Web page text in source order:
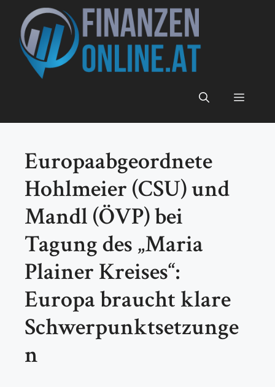
Inhalt
springen
Menü
Europaabgeordnete
Hohlmeier (CSU) und
Mandl (ÖVP) bei
Tagung des „Maria
Plainer Kreises“:
Europa braucht klare
Schwerpunktsetzunge
n